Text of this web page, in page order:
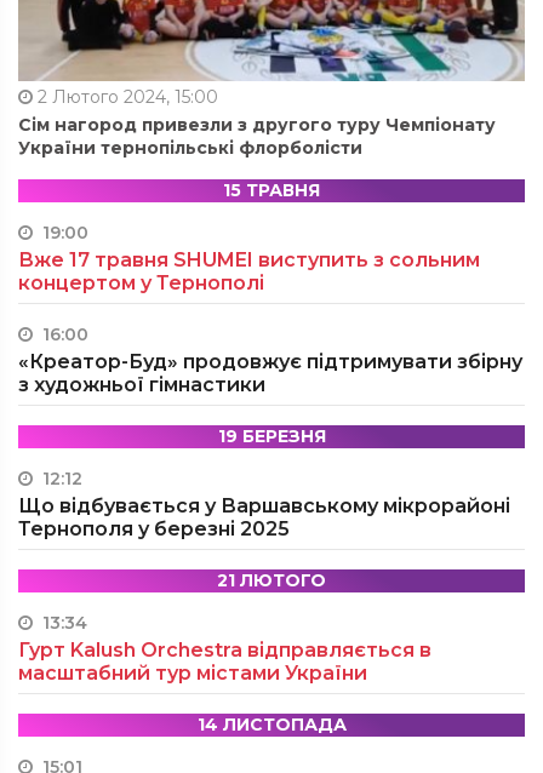
2 Лютого 2024, 15:00
Сім нагород привезли з другого туру Чемпіонату
України тернопільські флорболісти
15 ТРАВНЯ
19:00
Вже 17 травня SHUMEI виступить з сольним
концертом у Тернополі
16:00
«Креатор-Буд» продовжує підтримувати збірну
з художньої гімнастики
19 БЕРЕЗНЯ
12:12
Що відбувається у Варшавському мікрорайоні
Тернополя у березні 2025
21 ЛЮТОГО
13:34
Гурт Kalush Orchestra відправляється в
масштабний тур містами України
14 ЛИСТОПАДА
15:01